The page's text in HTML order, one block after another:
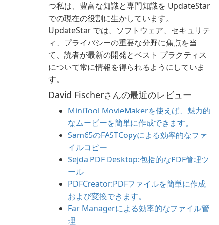
つ私は、豊富な知識と専門知識を UpdateStar
での現在の役割に生かしています。
UpdateStar では、ソフトウェア、セキュリテ
ィ、プライバシーの重要な分野に焦点を当
て、読者が最新の開発とベスト プラクティス
について常に情報を得られるようにしていま
す。
David Fischerさんの最近のレビュー
MiniTool MovieMakerを使えば、魅力的
なムービーを簡単に作成できます。
Sam65のFASTCopyによる効率的なファ
イルコピー
Sejda PDF Desktop:包括的なPDF管理ツ
ール
PDFCreator:PDFファイルを簡単に作成
および変換できます。
Far Managerによる効率的なファイル管
理